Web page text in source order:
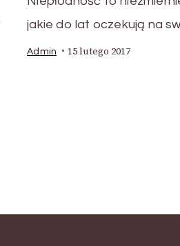
jakie do lat oczekują na
Admin 15 lutego 2017